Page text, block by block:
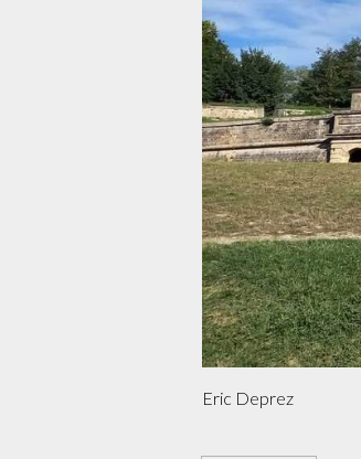
Eric Deprez